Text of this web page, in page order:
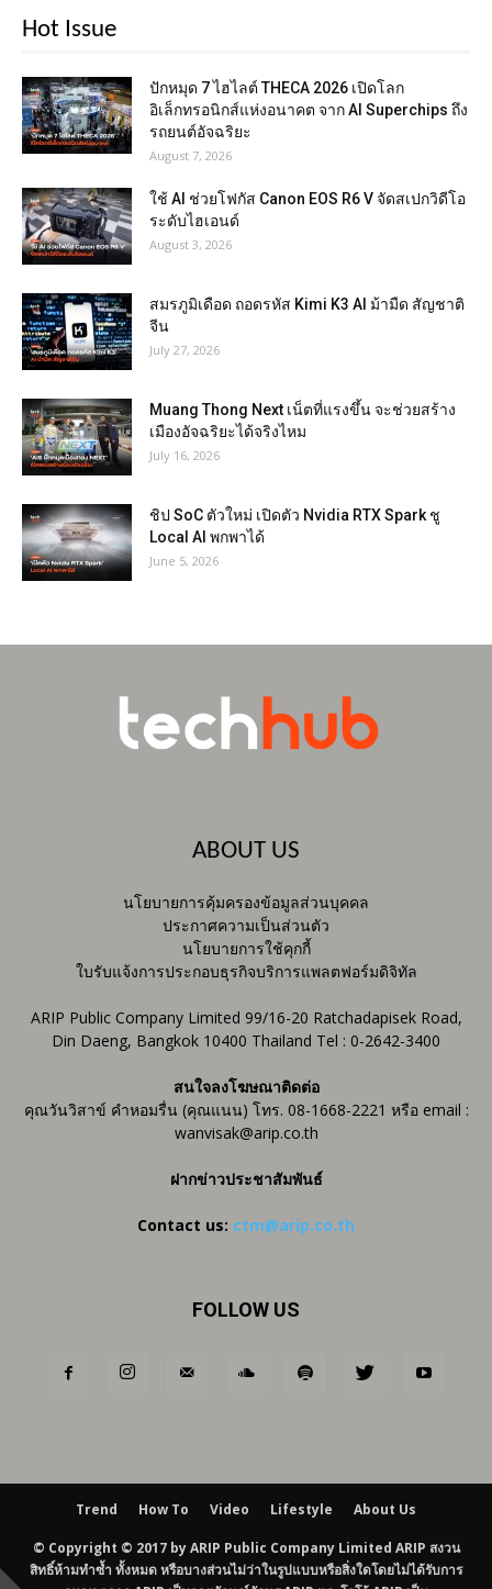
Hot Issue
ปักหมุด 7 ไฮไลต์ THECA 2026 เปิดโลก
อิเล็กทรอนิกส์แห่งอนาคต จาก AI Superchips ถึง
รถยนต์อัจฉริยะ
August 7, 2026
ใช้ AI ช่วยโฟกัส Canon EOS R6 V จัดสเปกวิดีโอ
ระดับไฮเอนด์
August 3, 2026
สมรภูมิเดือด ถอดรหัส Kimi K3 AI ม้ามืด สัญชาติ
จีน
July 27, 2026
Muang Thong Next เน็ตที่แรงขึ้น จะช่วยสร้าง
เมืองอัจฉริยะได้จริงไหม
July 16, 2026
ชิป SoC ตัวใหม่ เปิดตัว Nvidia RTX Spark ชู
Local AI พกพาได้
June 5, 2026
ABOUT US
นโยบายการคุ้มครองข้อมูลส่วนบุคคล
ประกาศความเป็นส่วนตัว
นโยบายการใช้คุกกี้
ใบรับแจ้งการประกอบธุรกิจบริการแพลตฟอร์มดิจิทัล
ARIP Public Company Limited 99/16-20 Ratchadapisek Road,
Din Daeng, Bangkok 10400 Thailand Tel : 0-2642-3400
สนใจลงโฆษณาติดต่อ
คุณวันวิสาข์ คำหอมรื่น (คุณแนน) โทร. 08-1668-2221 หรือ email :
wanvisak@arip.co.th
ฝากข่าวประชาสัมพันธ์
Contact us: ctm@arip.co.th
FOLLOW US
Trend How To Video Lifestyle About Us
© Copyright © 2017 by ARIP Public Company Limited ARIP สงวน
สิทธิ์ห้ามทำซ้ำ ทั้งหมด หรือบางส่วนไม่ว่าในรูปแบบหรือสิ่งใดโดยไม่ได้รับการ